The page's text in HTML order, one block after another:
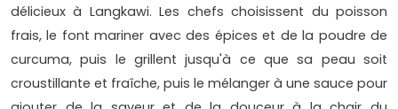
délicieux à Langkawi. Les chefs choisissent du poisson
frais, le font mariner avec des épices et de la poudre de
curcuma, puis le grillent jusqu'à ce que sa peau soit
croustillante et fraîche, puis le mélanger à une sauce pour